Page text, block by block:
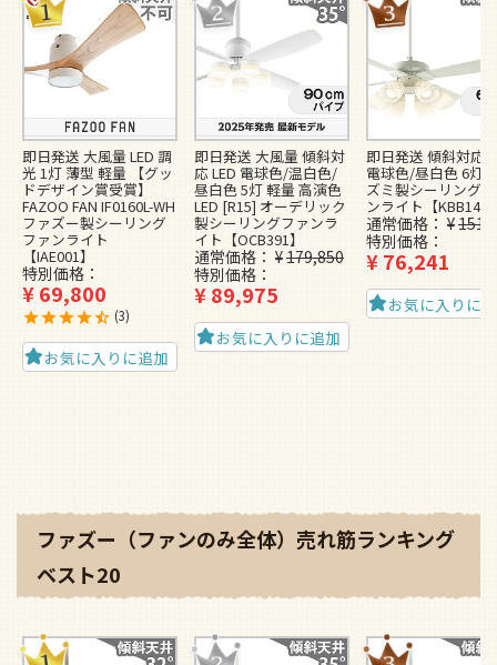
即日発送 大風量 LED 調
光 1灯 薄型 軽量 【グッ
ドデザイン賞受賞】
FAZOO FAN IF0160L-WH
ファズー製シーリング
ファンライト
【IAE001】
特別価格
¥69,800
3
お気に入りに追加
即日発送 大風量 傾斜対
応 LED 電球色/温白色/
昼白色 5灯 軽量 高演色
LED [R15] オーデリック
製シーリングファンラ
イト【OCB391】
通常価格 ¥179,850
特別価格
¥89,975
お気に入りに追加
即日発送 傾斜対応
電球色/昼白色 6灯
ズミ製シーリング
ンライト【KBB148
通常価格 ¥
特別価格
¥76,241
お気に入りに
ファズー（ファンのみ全体）売れ筋ランキング
ベスト20